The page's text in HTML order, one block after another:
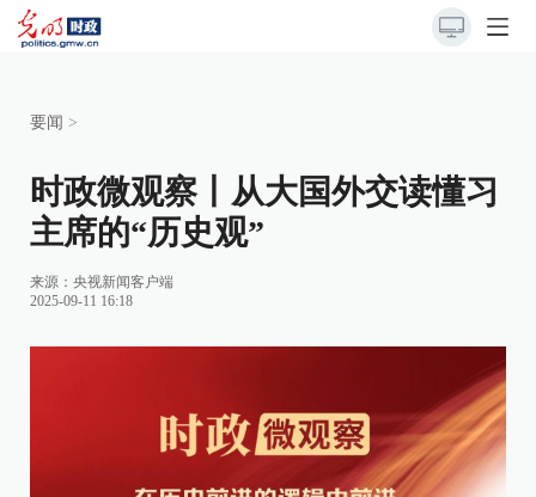
要闻 >
时政微观察丨从大国外交读懂习
主席的“历史观”
来源： 央视新闻客户端
2025-09-11 16:18